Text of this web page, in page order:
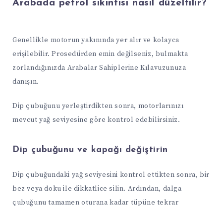
Arabada petrol sıkıntısı nasıl düzeltilir?
Genellikle motorun yakınında yer alır ve kolayca
erişilebilir. Prosedürden emin değilseniz, bulmakta
zorlandığınızda Arabalar Sahiplerine Kılavuzunuza
danışın.
Dip çubuğunu yerleştirdikten sonra, motorlarınızı
mevcut yağ seviyesine göre kontrol edebilirsiniz.
Dip çubuğunu ve kapağı değiştirin
Dip çubuğundaki yağ seviyesini kontrol ettikten sonra, bir
bez veya doku ile dikkatlice silin. Ardından, dalga
çubuğunu tamamen oturana kadar tüpüne tekrar